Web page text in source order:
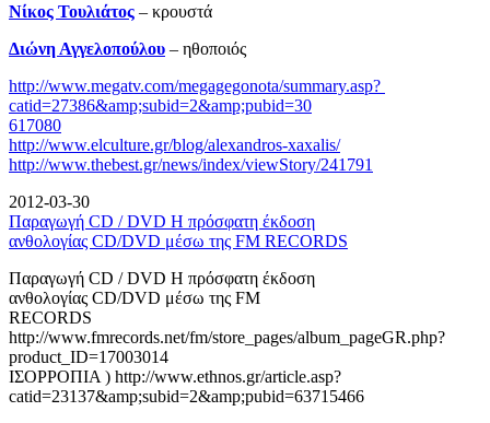
Νίκος Τουλιάτος – κρουστά
Διώνη Αγγελοπούλου – ηθοποιός
http://www.megatv.com/megagegonota/summary.asp?
catid=27386&amp;subid=2&amp;pubid=30
617080
http://www.elculture.gr/blog/alexandros-xaxalis/
http://www.thebest.gr/news/index/viewStory/241791
2012-03-30
Παραγωγή CD / DVD Η πρόσφατη έκδοση
ανθολογίας CD/DVD μέσω της FM RECORDS
Παραγωγή CD / DVD Η πρόσφατη έκδοση
ανθολογίας CD/DVD μέσω της FM
RECORDS
http://www.fmrecords.net/fm/store_pages/album_pageGR.php?
product_ID=17003014
ΙΣΟΡΡΟΠΙΑ ) http://www.ethnos.gr/article.asp?
catid=23137&amp;subid=2&amp;pubid=63715466